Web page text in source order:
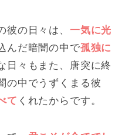
彼の日々は、 一気に光
んだ暗闇の中で孤独に
日々もまた、唐突に終
の中でうずくまる彼
て くれたからです。